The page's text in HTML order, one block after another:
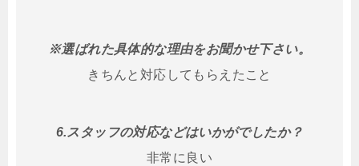
※選ばれた具体的な理由をお聞かせ下さい。
きちんと対応してもらえたこと
6.スタッフの対応などはいかがでしたか？
非常に良い